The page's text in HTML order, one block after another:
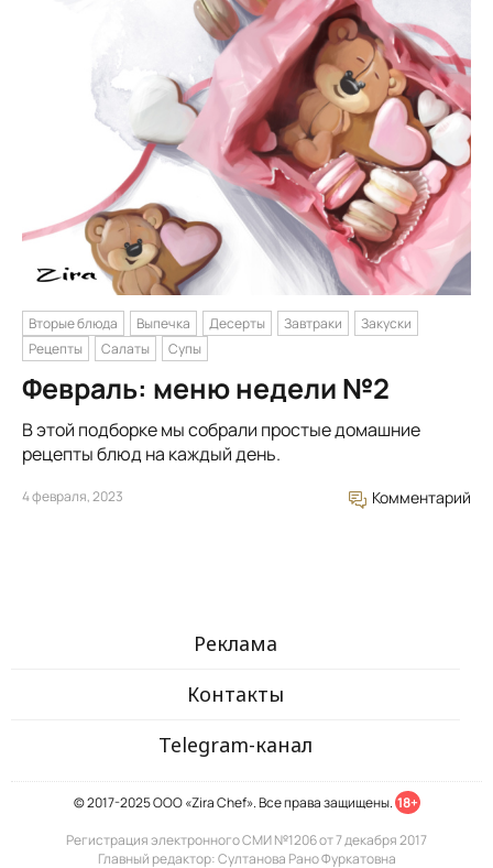
Вторые блюда Выпечка Десерты Завтраки
Закуски
Рецепты
Салаты Супы
Февраль: меню недели №2
В этой подборке мы собрали простые домашние
рецепты блюд на каждый день.
4 февраля, 2023 Комментарий
Реклама
Контакты
Telegram-канал
© 2017-2025 ООО «Zira Chef». Все права защищены. 18+
Регистрация электронного СМИ №1206 от 7 декабря 2017
Главный редактор: Султанова Рано Фуркатовна